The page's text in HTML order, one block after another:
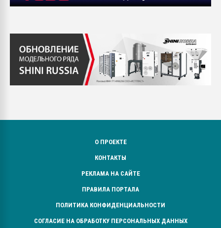
О ПРОЕКТЕ
КОНТАКТЫ
РЕКЛАМА НА САЙТЕ
ПРАВИЛА ПОРТАЛА
ПОЛИТИКА КОНФИДЕНЦИАЛЬНОСТИ
СОГЛАСИЕ НА ОБРАБОТКУ ПЕРСОНАЛЬНЫХ ДАННЫХ